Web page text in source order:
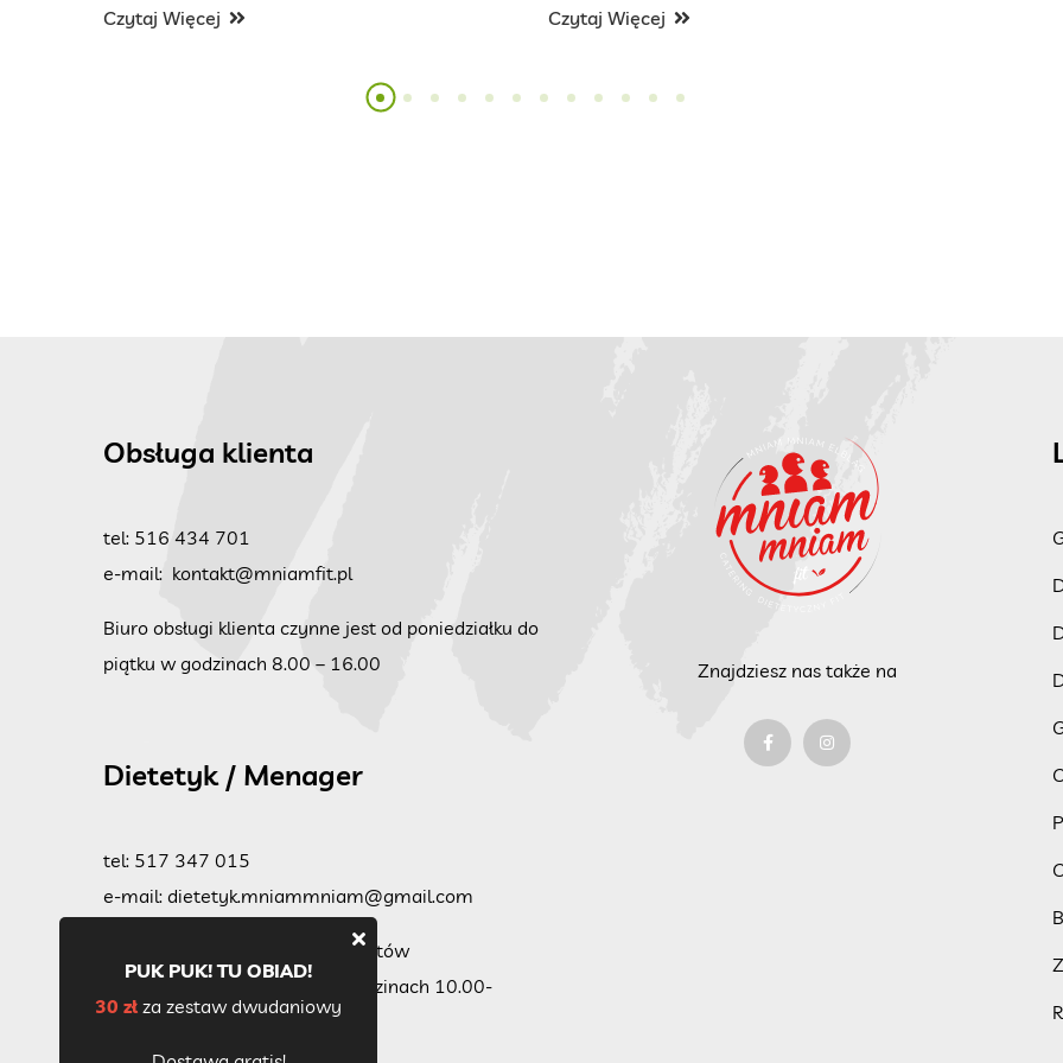
Czytaj Więcej Czytaj Więcej
Znajdziesz nas także na
Obsługa klienta
tel: 516 434 701
e-mail: kontakt@mniamfit.pl
Biuro obsługi klienta czynne jest od poniedziałku do
piątku w godzinach 8.00 – 16.00
Dietetyk / Menager
tel: 517 347 015
e-mail: dietetyk.mniammniam@gmail.com
Dietetyk jest do dyspozycji klientów
od poniedziałku do piątku w godzinach 10.00-
18.00.
PUK PUK! TU OBIAD!
30 zł za zestaw dwudaniowy